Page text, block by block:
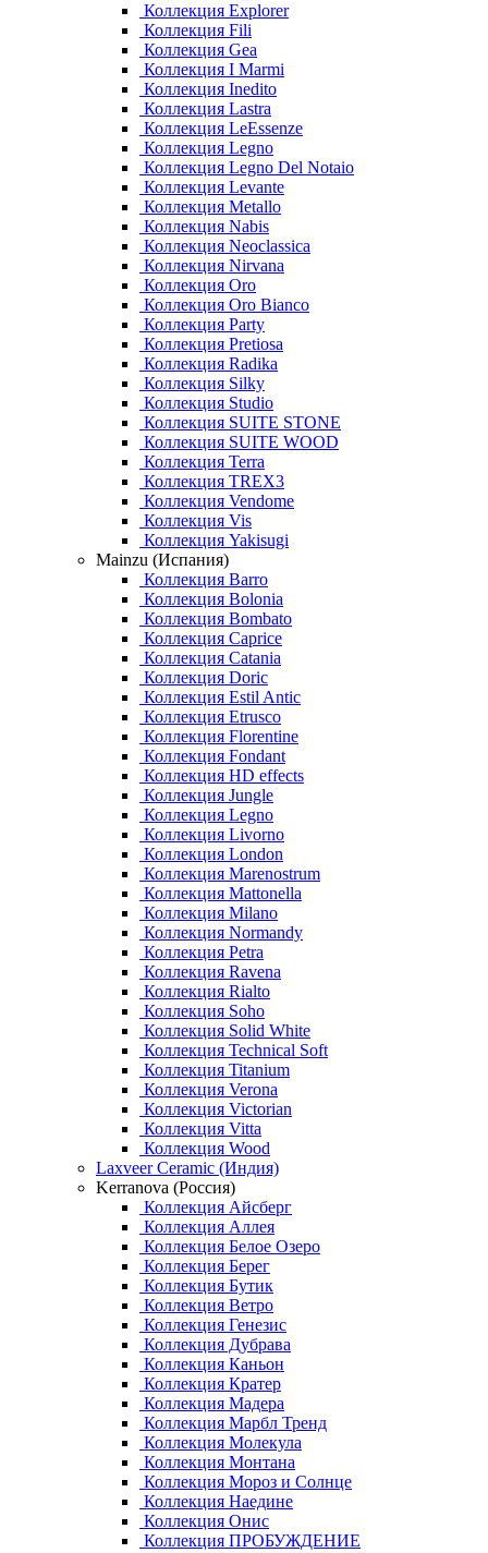
Коллекция Explorer
Коллекция Fili
Коллекция Gea
Коллекция I Marmi
Коллекция Inedito
Коллекция Lastra
Коллекция LeEssenze
Коллекция Legno
Коллекция Legno Del Notaio
Коллекция Levante
Коллекция Metallo
Коллекция Nabis
Коллекция Neoclassica
Коллекция Nirvana
Коллекция Oro
Коллекция Oro Bianco
Коллекция Party
Коллекция Pretiosa
Коллекция Radika
Коллекция Silky
Коллекция Studio
Коллекция SUITE STONE
Коллекция SUITE WOOD
Коллекция Terra
Коллекция TREX3
Коллекция Vendome
Коллекция Vis
Коллекция Yakisugi
Mainzu (Испания)
Коллекция Barro
Коллекция Bolonia
Коллекция Bombato
Коллекция Caprice
Коллекция Catania
Коллекция Doric
Коллекция Estil Antic
Коллекция Etrusco
Коллекция Florentine
Коллекция Fondant
Коллекция HD effects
Коллекция Jungle
Коллекция Legno
Коллекция Livorno
Коллекция London
Коллекция Marenostrum
Коллекция Mattonella
Коллекция Milano
Коллекция Normandy
Коллекция Petra
Коллекция Ravena
Коллекция Rialto
Коллекция Soho
Коллекция Solid White
Коллекция Technical Soft
Коллекция Titanium
Коллекция Verona
Коллекция Victorian
Коллекция Vitta
Коллекция Wood
Laxveer Ceramic (Индия)
Kerranova (Россия)
Коллекция Айсберг
Коллекция Аллея
Коллекция Белое Озеро
Коллекция Берег
Коллекция Бутик
Коллекция Ветро
Коллекция Генезис
Коллекция Дубрава
Коллекция Каньон
Коллекция Кратер
Коллекция Мадера
Коллекция Марбл Тренд
Коллекция Молекула
Коллекция Монтана
Коллекция Мороз и Солнце
Коллекция Наедине
Коллекция Онис
Коллекция ПРОБУЖДЕНИЕ